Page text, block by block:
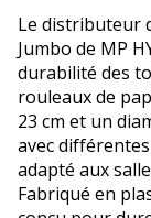
Le distributeur
Jumbo de MP
durabilité des
rouleaux de
23 cm et un
avec
adapté aux
Fabriqué en